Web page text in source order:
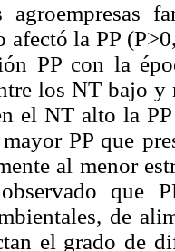
afectó la PP
PP con la
los NT bajo
el NT alto la
PP que
al menor
que
de
el grado de